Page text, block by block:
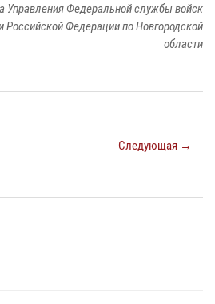
Управления Федеральной службы войск
Российской Федерации по Новгородской
области
Следующая →